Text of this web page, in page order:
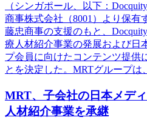
（シンガポール、以下：
商事株式会社（8001）より保有
藤忠商事の支援のもと、
療人材紹介事業の発展および日
プ会員に向けたコンテンツ提供
とを決定した。MRTグループは、
MRT、子会社の日本メデ
人材紹介事業を承継